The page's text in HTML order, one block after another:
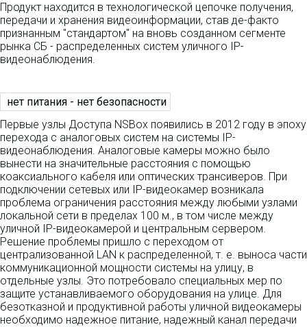
Продукт находится в технологической цепочке получения,
передачи и хранения видеоинформации, став де-факто
признанным "стандартом" на вновь созданном сегменте
рынка СБ - распределенных систем уличного IP-
видеонаблюдения.
нет питания - нет безопасности
Первые узлы Доступа NSBox появились в 2012 году в эпоху
перехода с аналоговых систем на системы IP-
видеонаблюдения. Аналоговые камеры можно было
вынести на значительные расстояния с помощью
коаксиального кабеля или оптических трансиверов. При
подключении сетевых или IP-видеокамер возникала
проблема ограничения расстояния между любыми узлами
локальной сети в пределах 100 м., в том числе между
уличной IP-видеокамерой и центральным сервером.
Решение проблемы пришло с переходом от
централизованной LAN к распределенной, т. е. выноса части
коммуникационной мощности системы на улицу, в
отдельные узлы. Это потребовало специальных мер по
защите устанавливаемого оборудования на улице. Для
безотказной и продуктивной работы уличной видеокамеры
необходимо надежное питание, надежный канал передачи